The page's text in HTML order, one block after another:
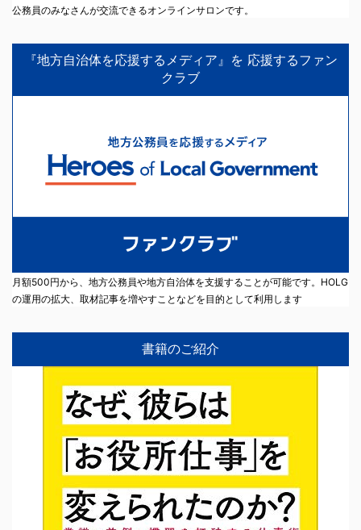
公務員のみなさんが交流できるオンラインサロンです。
『地方自治体を応援するメディア』を 応援するファン
クラブ
月額500円から、地方公務員や地方自治体を支援することが可能です。HOLG
の運用の拡大、取材記事を増やすことなどを目的として利用します
書籍のご紹介